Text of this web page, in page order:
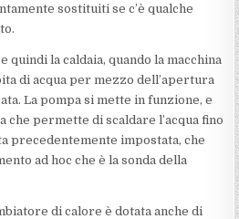
sostituiti se c’è qualche
quindi la caldaia, quando la macchina
di acqua per mezzo dell’apertura
La pompa si mette in funzione, e
che permette di scaldare l’acqua fino
precedentemente impostata, che
ad hoc che è la sonda della
di calore è dotata anche di